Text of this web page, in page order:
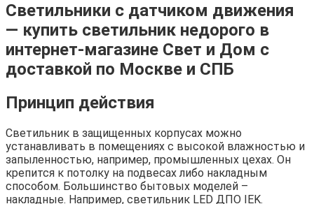
Светильники с датчиком движения
— купить светильник недорого в
интернет-магазине Свет и Дом с
доставкой по Москве и СПБ
Принцип действия
Светильник в защищенных корпусах можно
устанавливать в помещениях с высокой влажностью и
запыленностью, например, промышленных цехах. Он
крепится к потолку на подвесах либо накладным
способом. Большинство бытовых моделей –
накладные. Например, светильник LED ДПО IEK.